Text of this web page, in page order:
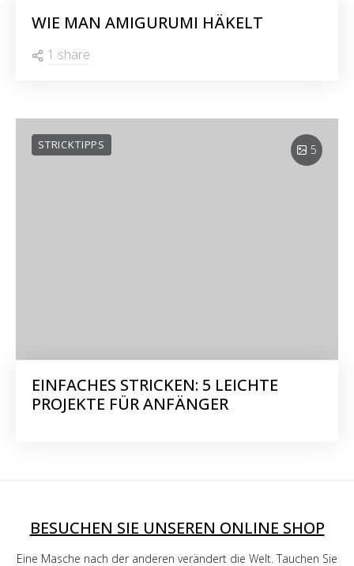
WIE MAN AMIGURUMI HÄKELT
1 share
5
STRICKTIPPS
EINFACHES STRICKEN: 5 LEICHTE
PROJEKTE FÜR ANFÄNGER
BESUCHEN SIE UNSEREN ONLINE SHOP
Eine Masche nach der anderen verändert die Welt. Tauchen Sie